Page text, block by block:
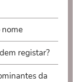
nome
registar?
da